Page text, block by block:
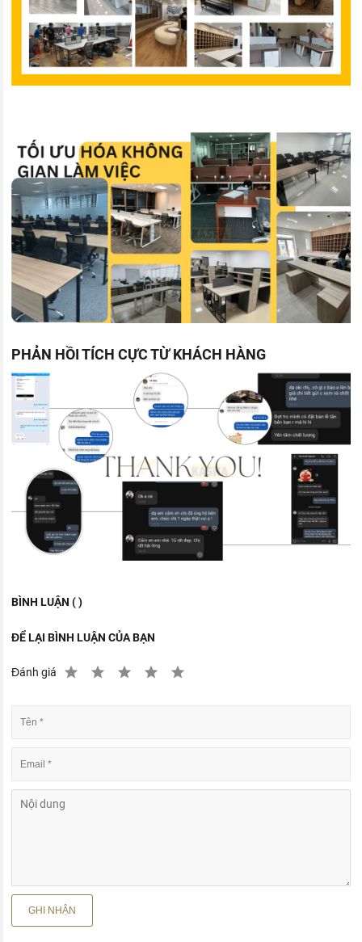
PHẢN HỒI TÍCH CỰC TỪ KHÁCH HÀNG
BÌNH LUẬN ( )
ĐỂ LẠI BÌNH LUẬN CỦA BẠN
Đánh giá